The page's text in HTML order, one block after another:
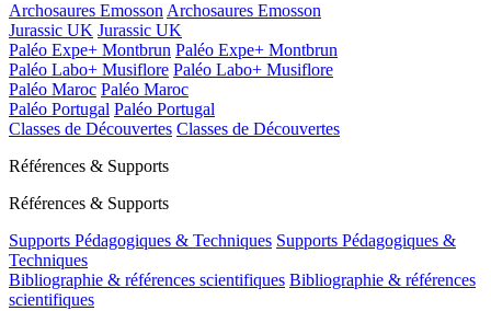
Archosaures EmossonArchosaures Emosson
Jurassic UK Jurassic UK
Paléo Expe+ Montbrun Paléo Expe+ Montbrun
Paléo Labo+ Musiflore Paléo Labo+ Musiflore
Paléo Maroc Paléo Maroc
Paléo Portugal Paléo Portugal
Classes de Découvertes Classes de Découvertes
Références & Supports
Références & Supports
Supports Pédagogiques & Techniques Supports Pédagogiques &
Techniques
Bibliographie & références scientifiques Bibliographie & références
scientifiques